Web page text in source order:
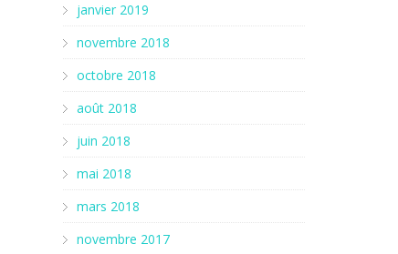
janvier 2019
novembre 2018
octobre 2018
août 2018
juin 2018
mai 2018
mars 2018
novembre 2017